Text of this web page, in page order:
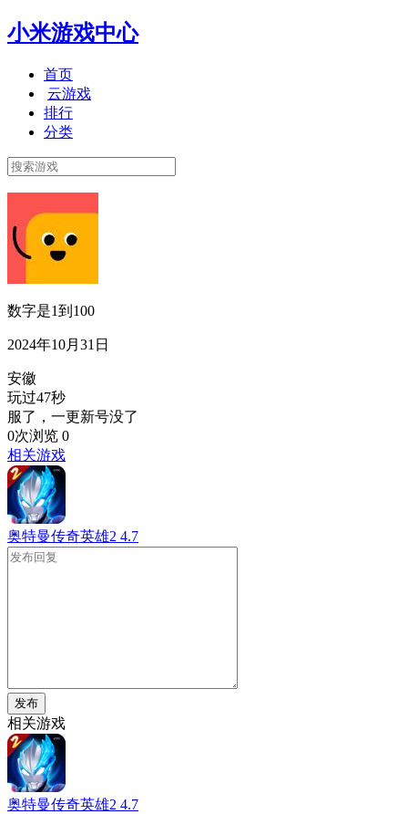
小米游戏中心
首页
云游戏
排行
分类
数字是1到100
2024年10月31日
安徽
玩过47秒
服了，一更新号没了
0次浏览 0
相关游戏
奥特曼传奇英雄2 4.7
发布
相关游戏
奥特曼传奇英雄2 4.7